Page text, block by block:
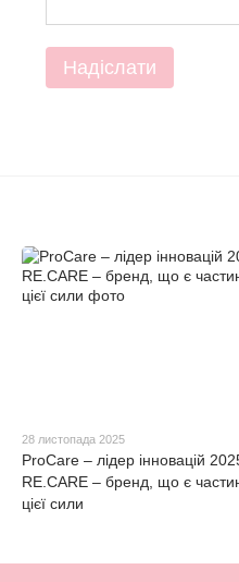
Надіслати
28 листопада 2025
ProCare – лідер інновацій
RE.CARE – бренд, що є
цієї сили